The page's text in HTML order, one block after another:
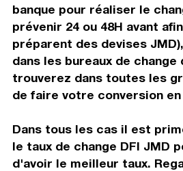
banque pour réaliser le
prévenir 24 ou 48H avant
préparent des devises
dans les bureaux de change
trouverez dans toutes les
de faire votre conversion en
Dans tous les cas il est
le taux de change DFI JMD
d'avoir le meilleur taux.